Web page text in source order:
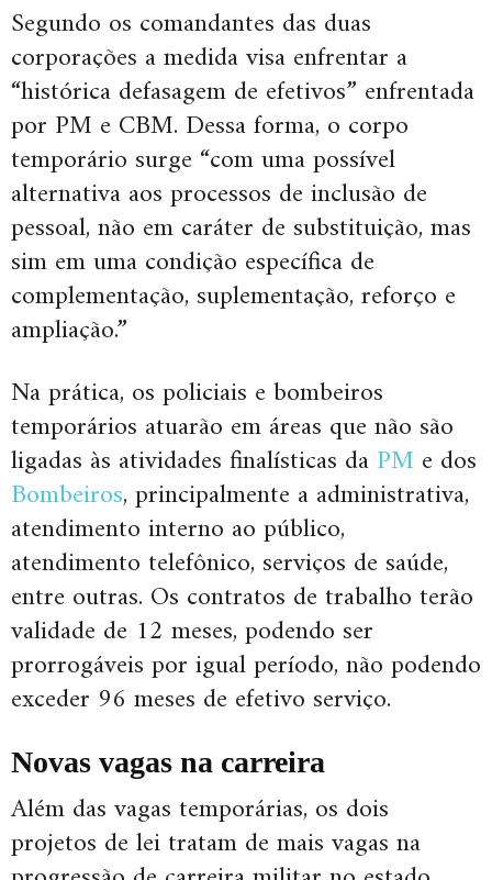
Segundo os comandantes das duas
corporações a medida visa enfrentar a
“histórica defasagem de efetivos” enfrentada
por PM e CBM. Dessa forma, o corpo
temporário surge “com uma possível
alternativa aos processos de inclusão de
pessoal, não em caráter de substituição, mas
sim em uma condição específica de
complementação, suplementação, reforço e
ampliação.”
Na prática, os policiais e bombeiros
temporários atuarão em áreas que não são
ligadas às atividades finalísticas daPM e dos
Bombeiros, principalmente a administrativa,
atendimento interno ao público,
atendimento telefônico, serviços de saúde,
entre outras. Os contratos de trabalho terão
validade de 12 meses, podendo ser
prorrogáveis por igual período, não podendo
exceder 96 meses de efetivo serviço.
Novas vagas na carreira
Além das vagas temporárias, os dois
projetos de lei tratam de mais vagas na